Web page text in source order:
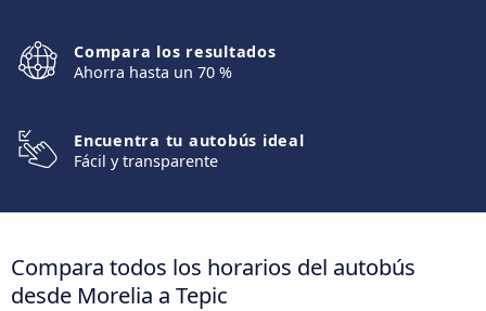
Compara los resultados
Ahorra hasta un 70 %
Encuentra tu autobús ideal
Fácil y transparente
Compara todos los horarios del autobús
desde Morelia a Tepic